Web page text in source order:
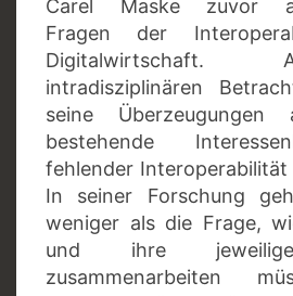
Carel Maske zuvor
Fragen der
intradisziplinären
seine
bestehende
fehlender Interoperabilität
In seiner Forschung
weniger als die Frage,
und ihre
zusammenarbeiten